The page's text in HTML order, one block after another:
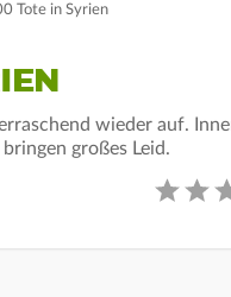
Tote in Syrien
wieder auf.
großes Leid.